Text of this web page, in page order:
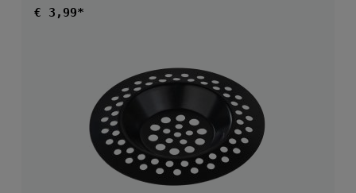
Regulärer Preis:
€ 3,99*